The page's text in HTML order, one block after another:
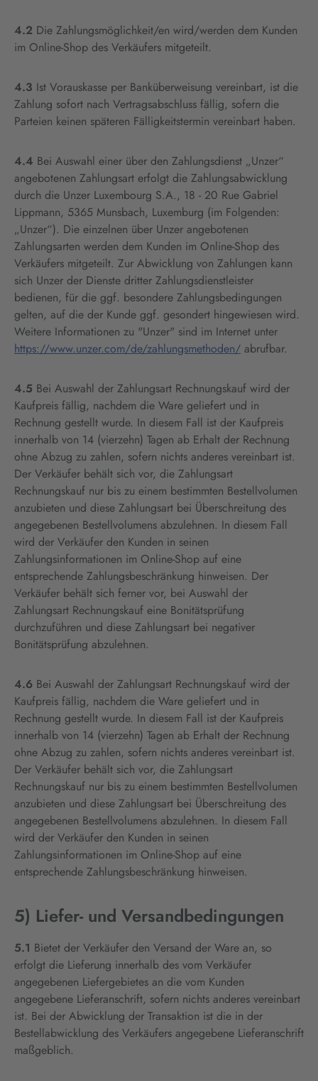
4.2 Die Zahlungsmöglichkeit/en wird/werden dem Kunden
im Online-Shop des Verkäufers mitgeteilt.
4.3 Ist Vorauskasse per Banküberweisung vereinbart, ist die
Zahlung sofort nach Vertragsabschluss fällig, sofern die
Parteien keinen späteren Fälligkeitstermin vereinbart haben.
4.4 Bei Auswahl einer über den Zahlungsdienst „Unzer“
angebotenen Zahlungsart erfolgt die Zahlungsabwicklung
durch die Unzer Luxembourg S.A., 18 - 20 Rue Gabriel
Lippmann, 5365 Munsbach, Luxemburg (im Folgenden:
„Unzer“). Die einzelnen über Unzer angebotenen
Zahlungsarten werden dem Kunden im Online-Shop des
Verkäufers mitgeteilt. Zur Abwicklung von Zahlungen kann
sich Unzer der Dienste dritter Zahlungsdienstleister
bedienen, für die ggf. besondere Zahlungsbedingungen
gelten, auf die der Kunde ggf. gesondert hingewiesen wird.
Weitere Informationen zu "Unzer" sind im Internet unter
https://www.unzer.com/de/zahlungsmethoden/ abrufbar.
4.5 Bei Auswahl der Zahlungsart Rechnungskauf wird der
Kaufpreis fällig, nachdem die Ware geliefert und in
Rechnung gestellt wurde. In diesem Fall ist der Kaufpreis
innerhalb von 14 (vierzehn) Tagen ab Erhalt der Rechnung
ohne Abzug zu zahlen, sofern nichts anderes vereinbart ist.
Der Verkäufer behält sich vor, die Zahlungsart
Rechnungskauf nur bis zu einem bestimmten Bestellvolumen
anzubieten und diese Zahlungsart bei Überschreitung des
angegebenen Bestellvolumens abzulehnen. In diesem Fall
wird der Verkäufer den Kunden in seinen
Zahlungsinformationen im Online-Shop auf eine
entsprechende Zahlungsbeschränkung hinweisen. Der
Verkäufer behält sich ferner vor, bei Auswahl der
Zahlungsart Rechnungskauf eine Bonitätsprüfung
durchzuführen und diese Zahlungsart bei negativer
Bonitätsprüfung abzulehnen.
4.6 Bei Auswahl der Zahlungsart Rechnungskauf wird der
Kaufpreis fällig, nachdem die Ware geliefert und in
Rechnung gestellt wurde. In diesem Fall ist der Kaufpreis
innerhalb von 14 (vierzehn) Tagen ab Erhalt der Rechnung
ohne Abzug zu zahlen, sofern nichts anderes vereinbart ist.
Der Verkäufer behält sich vor, die Zahlungsart
Rechnungskauf nur bis zu einem bestimmten Bestellvolumen
anzubieten und diese Zahlungsart bei Überschreitung des
angegebenen Bestellvolumens abzulehnen. In diesem Fall
wird der Verkäufer den Kunden in seinen
Zahlungsinformationen im Online-Shop auf eine
entsprechende Zahlungsbeschränkung hinweisen.
5) Liefer- und Versandbedingungen
5.1 Bietet der Verkäufer den Versand der Ware an, so
erfolgt die Lieferung innerhalb des vom Verkäufer
angegebenen Liefergebietes an die vom Kunden
angegebene Lieferanschrift, sofern nichts anderes vereinbart
ist. Bei der Abwicklung der Transaktion ist die in der
Bestellabwicklung des Verkäufers angegebene Lieferanschrift
maßgeblich.